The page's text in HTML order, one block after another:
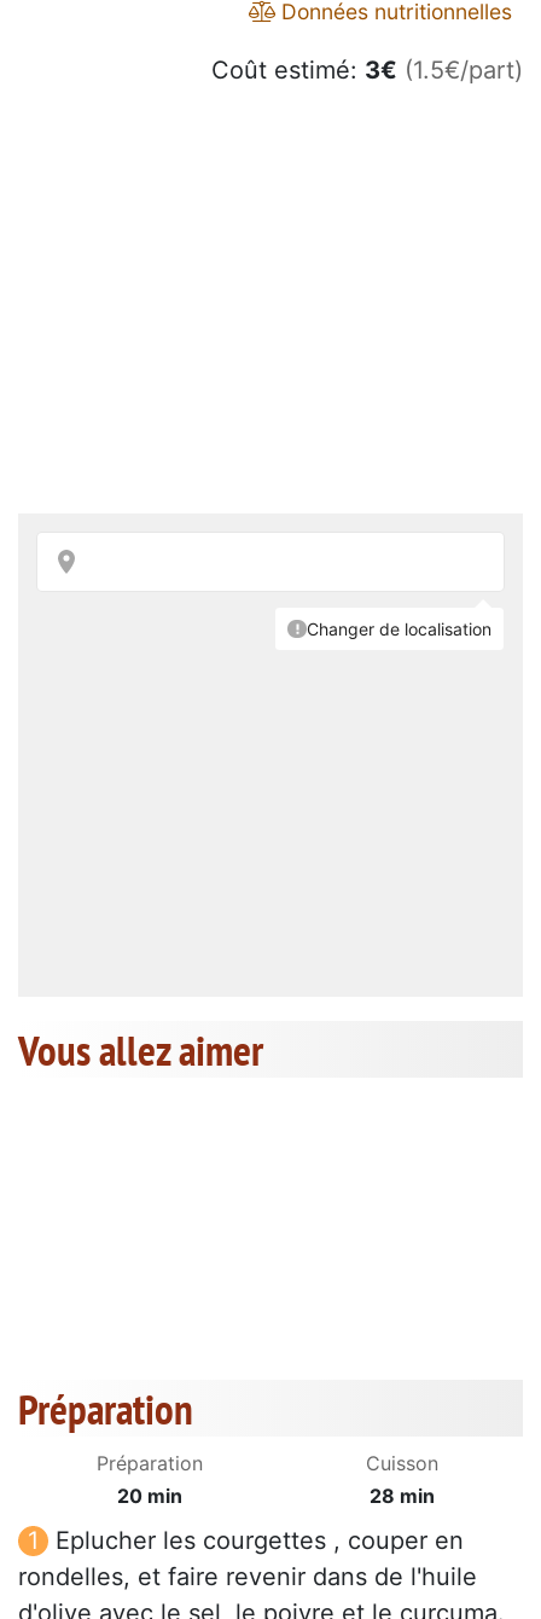
Données nutritionnelles
Coût estimé: 3€ (1.5€/part)
Vous allez aimer
Préparation
Préparation
20 min
Cuisson
28 min
Eplucher les courgettes , couper en
rondelles, et faire revenir dans de l'huile